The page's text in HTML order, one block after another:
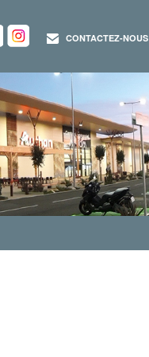
CONTACTEZ-NOUS